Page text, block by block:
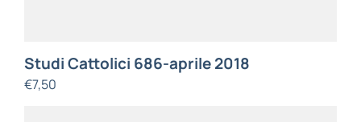
Studi Cattolici 686-aprile 2018
€7,50